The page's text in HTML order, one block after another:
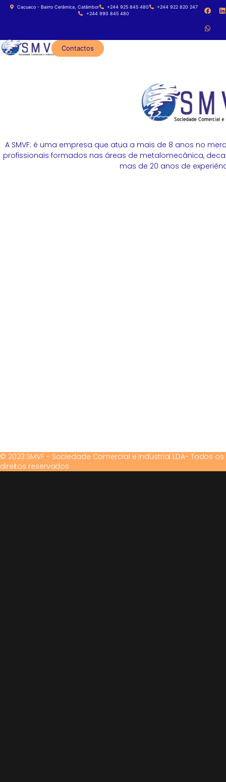
Cacuaco - Bairro Cerâmica, Catâmbor +244 925 845 480
+244 922 820 247
+244 990 845 480
Contactos
A SMVF: é uma empresa que atua a mais de 8 anos no
profissionais formados nas áreas de metalomecânica,
mas de 20 anos de
© 2023 SMVF - Sociedade Comercial e Industrial LDA- Todos os
direitos reservados